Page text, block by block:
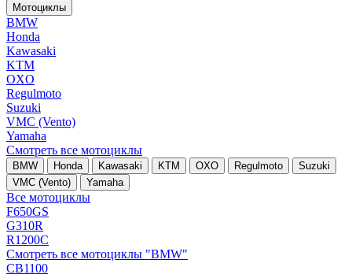
Мотоциклы
BMW
Honda
Kawasaki
KTM
OXO
Regulmoto
Suzuki
VMC (Vento)
Yamaha
Смотреть все мотоциклы
BMW Honda Kawasaki KTM OXO Regulmoto
Suzuki
VMC (Vento)
Yamaha
Все мотоциклы
F650GS
G310R
R1200C
Смотреть все мотоциклы "BMW"
CB1100